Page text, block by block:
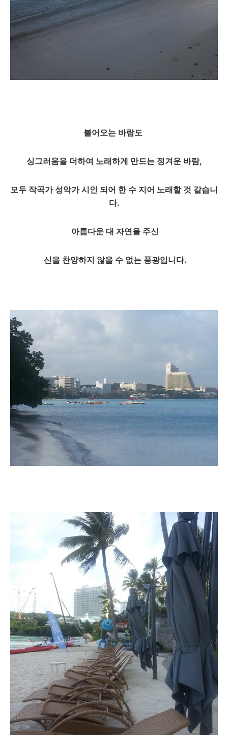
불어오는 바람도
싱그러움을 더하여 노래하게 만드는 정겨운 바람,
모두 작곡가 성악가 시인 되어 한 수 지어 노래할 것 같습니
다.
아름다운 대 자연을 주신
신을 찬양하지 않을 수 없는 풍광입니다.